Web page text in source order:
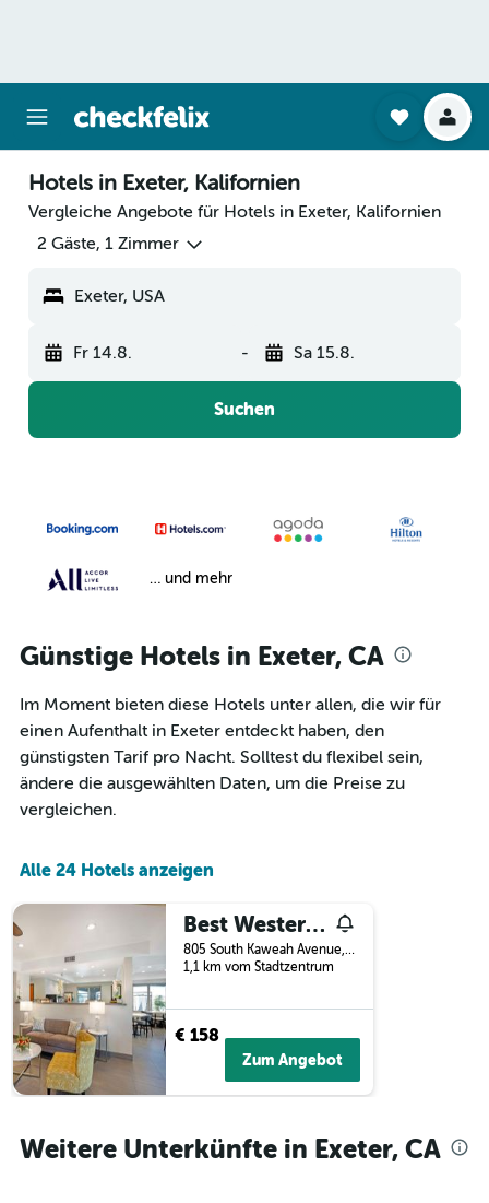
Hotels in Exeter, Kalifornien
Vergleiche Angebote für Hotels in Exeter, Kalifornien
2 Gäste, 1 Zimmer
Exeter, USA
Fr 14.8. - Sa 15.8.
Suchen
… und mehr
Günstige Hotels in Exeter, CA
Im Moment bieten diese Hotels unter allen, die wir für
einen Aufenthalt in Exeter entdeckt haben, den
günstigsten Tarif pro Nacht. Solltest du flexibel sein,
ändere die ausgewählten Daten, um die Preise zu
vergleichen.
Alle 24 Hotels anzeigen
Best Western Exeter Inn & Suites
805 South Kaweah Avenue, Exeter, CA, USA
1,1 km vom Stadtzentrum
€ 158
Zum Angebot
Weitere Unterkünfte in Exeter, CA